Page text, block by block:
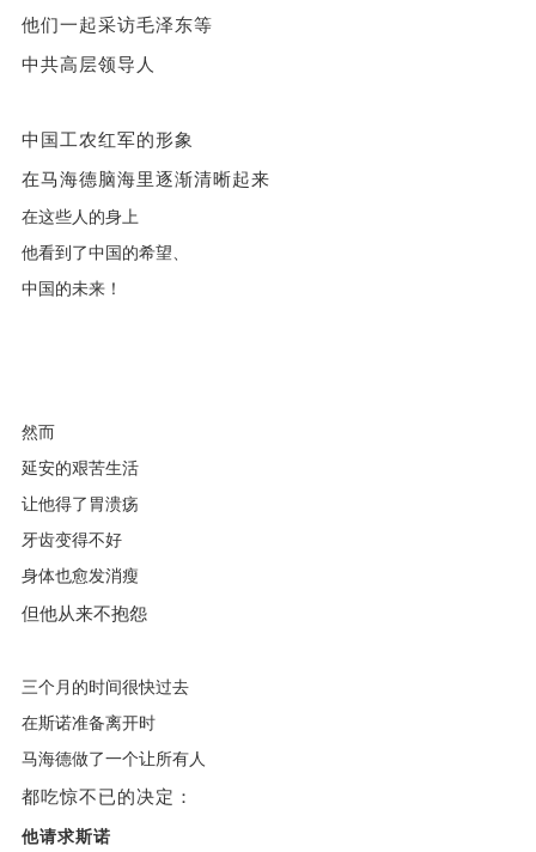
他们一起采访毛泽东等
中共高层领导人
中国工农红军的形象
在马海德脑海里逐渐清晰起来
在这些人的身上
他看到了中国的希望、
中国的未来！
然而
延安的艰苦生活
让他得了胃溃疡
牙齿变得不好
身体也愈发消瘦
但他从来不抱怨
三个月的时间很快过去
在斯诺准备离开时
马海德做了一个让所有人
都吃惊不已的决定：
他请求斯诺